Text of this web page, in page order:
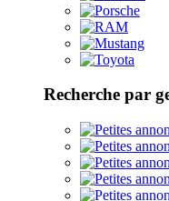
Recherche par